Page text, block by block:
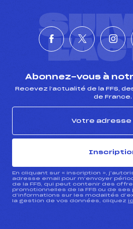
Abonnez-vous à
Recevez l’actualité de la FFS,
de France.
En cliquant sur « inscription »,
adresse email pour m’envoyer
de la FFS, qui peut contenir des
promotionnelles de la FFS ou de ses
d’informations sur les modalités
la gestion de vos données, cliquez